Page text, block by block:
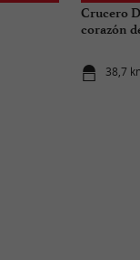
Crucero
corazón
38,7